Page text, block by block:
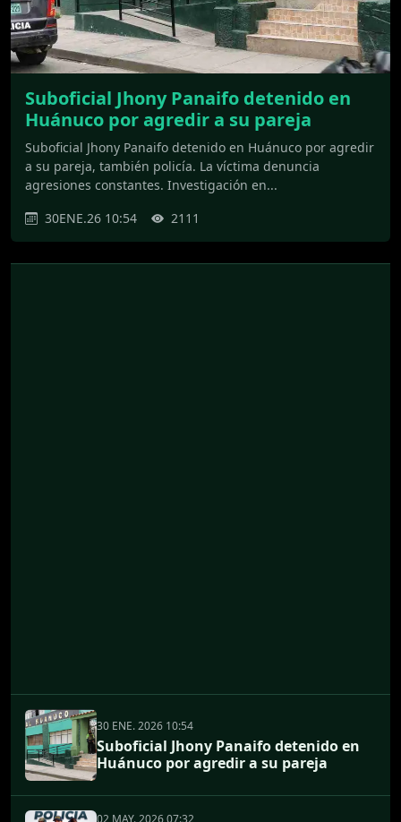
Suboficial Jhony Panaifo detenido en
Huánuco por agredir a su pareja
Suboficial Jhony Panaifo detenido en Huánuco por agredir
a su pareja, también policía. La víctima denuncia
agresiones constantes. Investigación en...
30ENE.26 10:54
2111
30 ENE. 2026 10:54
Suboficial Jhony Panaifo detenido en
Huánuco por agredir a su pareja
02 MAY. 2026 07:32